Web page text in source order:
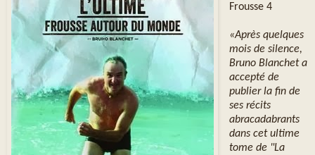
Frousse 4
«Après quelques
mois de silence,
Bruno Blanchet a
accepté de
publier la fin de
ses récits
abracadabrants
dans cet ultime
tome de "La